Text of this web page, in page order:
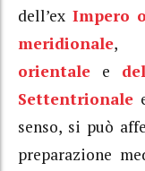
dell’ex Impero
meridionale
orientale e
Settentrionale
senso, si può
preparazione